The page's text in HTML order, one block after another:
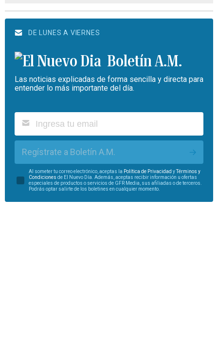
DE LUNES A VIERNES
Boletín A.M.
Las noticias explicadas de forma sencilla y directa para
entender lo más importante del día.
Regístrate a Boletín A.M.
Al someter tu correo electrónico, aceptas la Política de Privacidad yTérminos y
Condiciones de El Nuevo Día. Además, aceptas recibir información u ofertas
especiales de productos o servicios de GFR Media, sus afiliadas o de terceros.
Podrás optar salirte de los boletines en cualquier momento.